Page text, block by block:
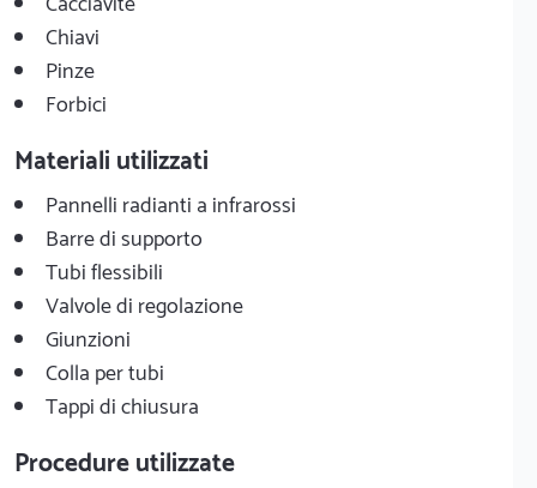
Chiavi
Pinze
Forbici
Materiali utilizzati
Pannelli radianti a infrarossi
Barre di supporto
Tubi flessibili
Valvole di regolazione
Giunzioni
Colla per tubi
Tappi di chiusura
Procedure utilizzate